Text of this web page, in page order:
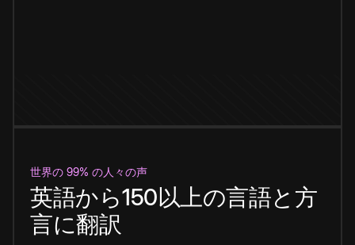
世界の 99% の人々の声
英語から150以上の言語と方
言に翻訳